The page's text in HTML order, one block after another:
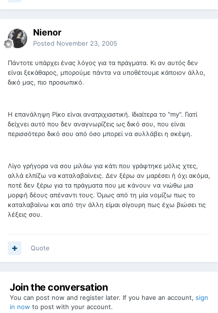
Nienor
Posted November 23, 2005
Πάντοτε υπάρχει ένας λόγος για τα πράγματα. Κι αν αυτός δεν
είναι ξεκάθαρος, μπορούμε πάντα να υποθέτουμε κάποιον άλλο,
δικό μας, πιο προσωπικό.
Η επανάληψη Ρίκο είναι ανατριχιαστική. Ιδιαίτερα το "my". Γιατί
δείχνει αυτό που δεν αναγνωρίζεις ως δικό σου, που είναι
περισσότερο δικό σου από όσο μπορεί να συλλάβει η σκέψη.
Λίγο γρήγορα να σου μιλάω για κάτι που γράφτηκε μόλις χτες,
αλλά ελπίζω να καταλαβαίνεις. Δεν ξέρω αν μαρέσει ή όχι ακόμα,
ποτέ δεν ξέρω για τα πράγματα που με κάνουν να νιώθω μια
μορφή δέους απέναντι τους. Όμως από τη μία νομίζω πως το
καταλαβαίνω και από την άλλη είμαι σίγουρη πως έχω βιώσει τις
λέξεις σου.
Quote
Join the conversation
You can post now and register later. If you have an account, sign
in now to post with your account.